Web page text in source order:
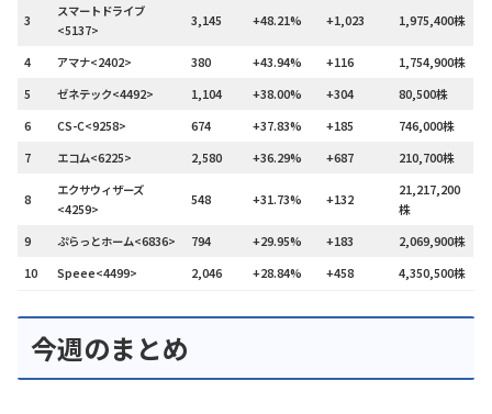
3
スマートドライブ
<5137>
3,145 +48.21% +1,023 1,975,400株
4 アマナ<2402> 380 +43.94% +116
1,754,900株
5
ゼネテック<4492> 1,104 +38.00% +304
80,500株
6
CS-C<9258> 674 +37.83% +185
746,000株
7
エコム<6225> 2,580 +36.29% +687 210,700株
8
エクサウィザーズ
<4259>
548 +31.73% +132
21,217,200
株
9
ぷらっとホーム<6836> 794 +29.95% +183
2,069,900株
10
Speee<4499> 2,046 +28.84% +458 4,350,500株
今週のまとめ